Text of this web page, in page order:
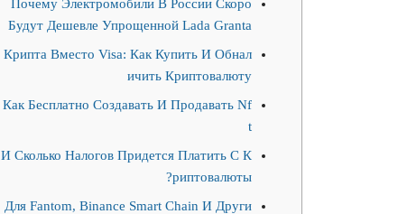
Почему Электромобили В России Скоро
Будут Дешевле Упрощенной Lada Granta
Крипта Вместо Visa: Как Купить И Обнал
ичить Криптовалюту
Как Бесплатно Создавать И Продавать Nf
t
И Сколько Налогов Придется Платить С К
риптовалюты?
Для Fantom, Binance Smart Chain И Други